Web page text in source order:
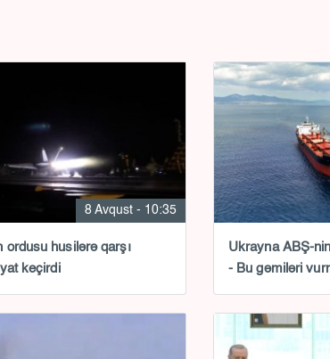
8 Avqust - 10:35
ordusu husilərə qarşı
keçirdi
Ukrayna ABŞ-
- Bu gəmiləri